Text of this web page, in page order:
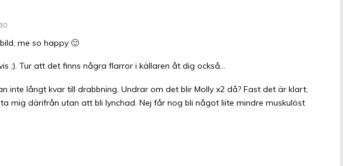
me so happy 🙂
;). Tur att det finns några flarror i källaren åt dig också…
inte långt kvar till drabbning. Undrar om det blir Molly x2 då? Fast det är klart,
ta mig därifrån utan att bli lynchad. Nej får nog bli något liite mindre muskulöst